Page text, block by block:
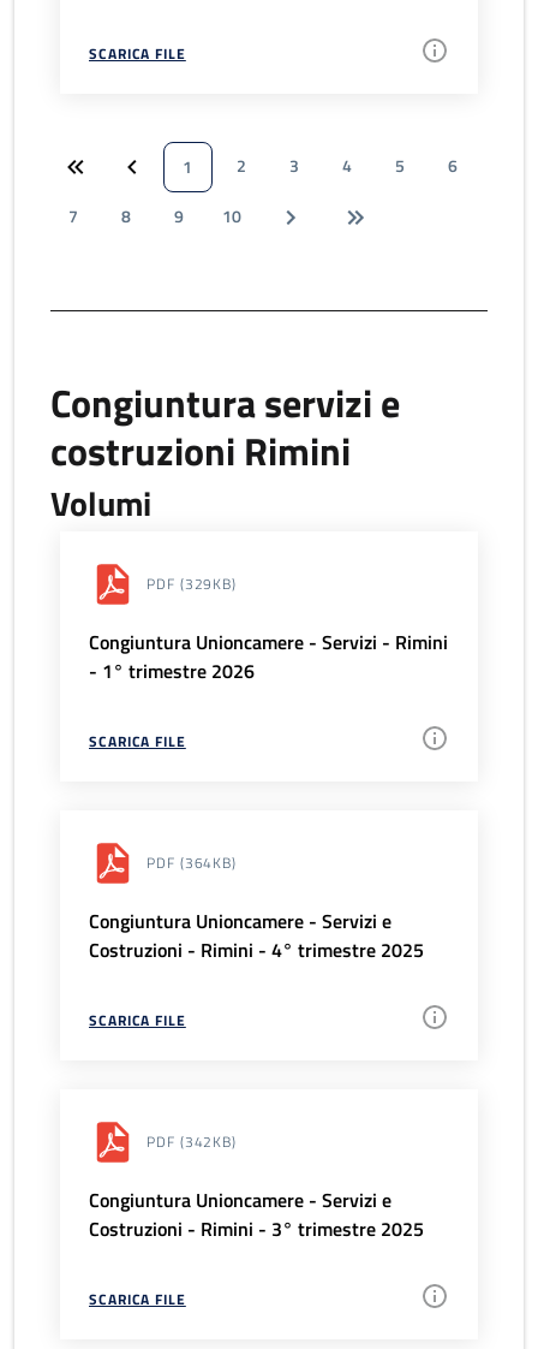
SCARICA FILE
1 2 3 4 5
6
7
8 9 10
Congiuntura servizi e
costruzioni Rimini
Volumi
PDF (329KB)
Congiuntura Unioncamere - Servizi - Rimini
- 1° trimestre 2026
SCARICA FILE
PDF (364KB)
Congiuntura Unioncamere - Servizi e
Costruzioni - Rimini - 4° trimestre 2025
SCARICA FILE
PDF (342KB)
Congiuntura Unioncamere - Servizi e
Costruzioni - Rimini - 3° trimestre 2025
SCARICA FILE